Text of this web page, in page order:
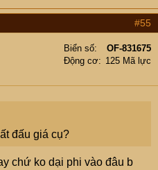
#55
Biển số
OF-831675
Động cơ
125 Mã lực
đấu giá cụ?
chứ ko dại phi vào đâu b